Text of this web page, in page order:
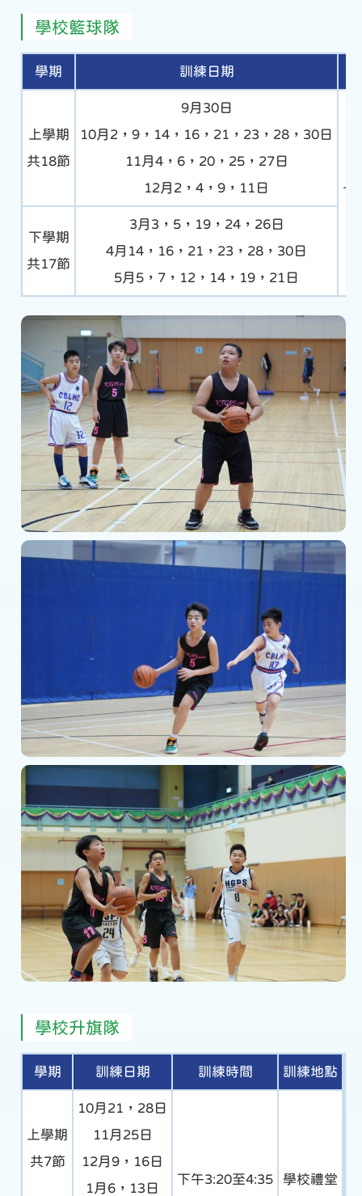
學校籃球隊
學期 訓練日期
上學期
共18節
9月30日
10月2，9，14，16，21，23，28，30日
11月4，6，20，25，27日
12月2，4，9，11日
下
下學期
共17節
3月3，5，19，24，26日
4月14，16，21，23，28，30日
5月5，7，12，14，19，21日
學校升旗隊
學期 訓練日期 訓練時間 訓練地點
上學期
共7節
10月21，28日
11月25日
12月9，16日
1月6，13日
下午3:20至4:35 學校禮堂